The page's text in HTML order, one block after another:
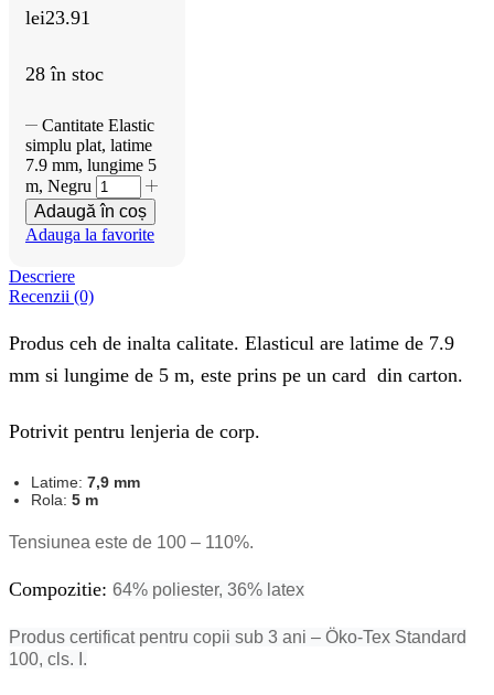
lei23.91
28 în stoc
Cantitate Elastic
simplu plat, latime
7.9 mm, lungime 5
m, Negru
Adaugă în coș
Adauga la favorite
Descriere
Recenzii (0)
Produs ceh de inalta calitate. Elasticul are latime de 7.9
mm si lungime de 5 m, este prins pe un card din carton.
Potrivit pentru lenjeria de corp.
Latime: 7,9 mm
Rola: 5 m
Tensiunea este de 100 – 110%.
Compozitie: 64% poliester, 36% latex
Produs certificat pentru copii sub 3 ani – Öko-Tex Standard
100, cls. I.